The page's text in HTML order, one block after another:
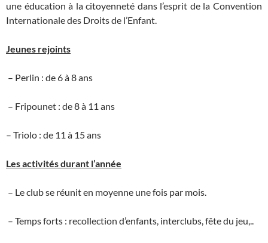
une éducation à la citoyenneté dans l’esprit de la Convention
Internationale des Droits de l’Enfant.
Jeunes rejoints
– Perlin : de 6 à 8 ans
– Fripounet : de 8 à 11 ans
– Triolo : de 11 à 15 ans
Les activités durant l’année
– Le club se réunit en moyenne une fois par mois.
– Temps forts : recollection d’enfants, interclubs, fête du jeu,..